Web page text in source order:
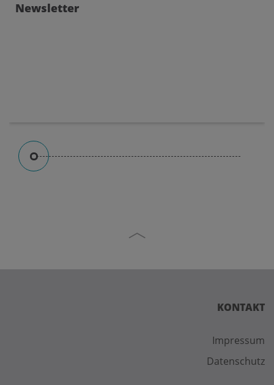
Newsletter
KONTAKT
Impressum
Datenschutz